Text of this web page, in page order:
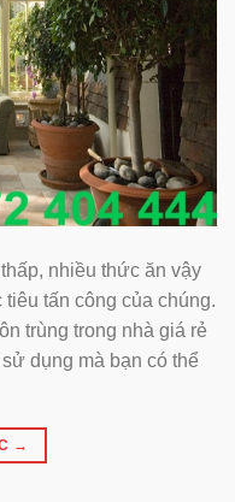
nhiều thức ăn vậy
tấn công của chúng.
trùng trong nhà giá rẻ
dụng mà bạn có thể
→